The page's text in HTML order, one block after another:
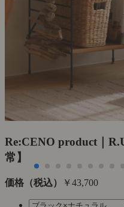
Re:CENO product｜
常】
価格（税込） ￥43,700